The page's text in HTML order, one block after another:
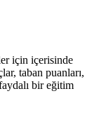
için içerisinde
taban puanları,
bir eğitim